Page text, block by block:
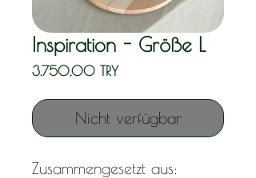
Inspiration - Größe L
3.750,00 TRYPreis
Nicht verfügbar
Zusammengesetzt aus: